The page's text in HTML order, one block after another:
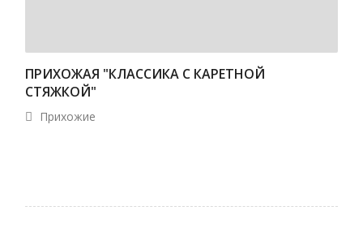
ПРИХОЖАЯ "КЛАССИКА С КАРЕТНОЙ
СТЯЖКОЙ"
Прихожие